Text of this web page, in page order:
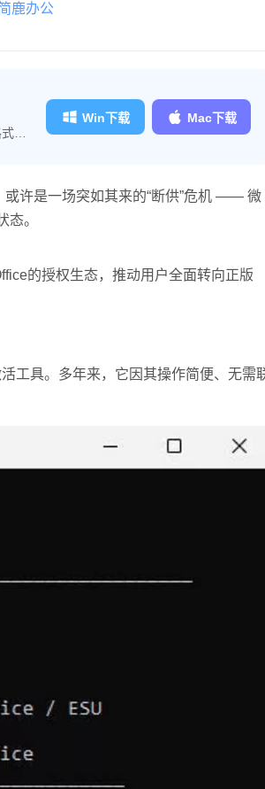
鹿办公
之
Win下载 Mac下载
或许是一场突如其来的“断供”危机 —— 微
态。
的授权生态，推动用户全面转向正版
工具。多年来，它因其操作简便、无需